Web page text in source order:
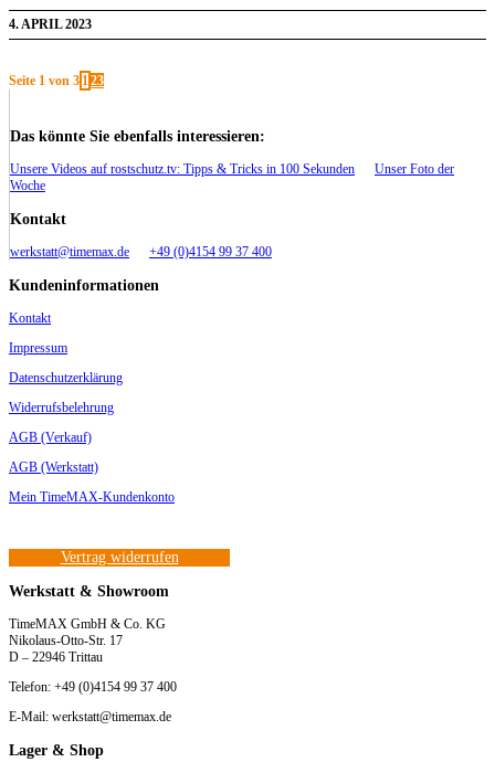
4. APRIL 2023
Seite 1 von 3 1 23
Das könnte Sie ebenfalls interessieren:
Unsere Videos auf rostschutz.tv: Tipps & Tricks in 100 Sekunden
Unser Foto der
Woche
Kontakt
werkstatt@timemax.de +49 (0)4154 99 37 400
Kundeninformationen
Kontakt
Impressum
Datenschutzerklärung
Widerrufsbelehrung
AGB (Verkauf)
AGB (Werkstatt)
Mein TimeMAX-Kundenkonto
Vertrag widerrufen
Werkstatt & Showroom
TimeMAX GmbH & Co. KG
Nikolaus-Otto-Str. 17
D – 22946 Trittau
Telefon: +49 (0)4154 99 37 400
E-Mail: werkstatt@timemax.de
Lager & Shop